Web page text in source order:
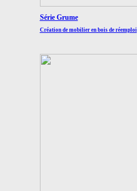
Série Grume
Création de mobilier en bois de réemploi